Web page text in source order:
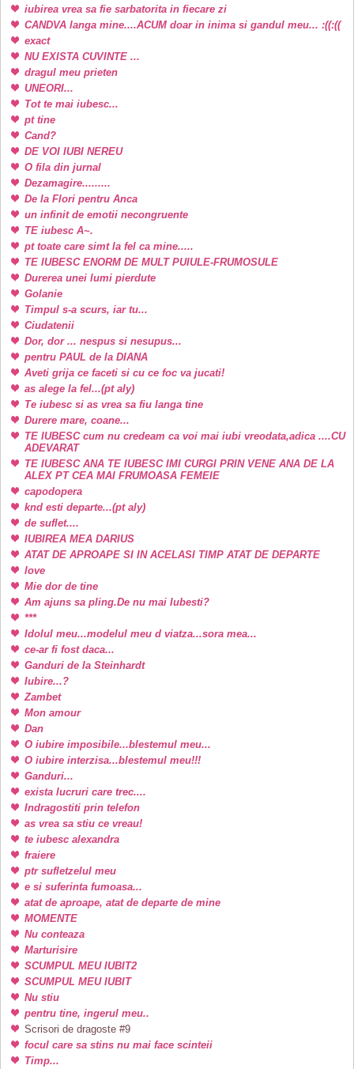
iubirea vrea sa fie sarbatorita in fiecare zi
CANDVA langa mine....ACUM doar in inima si gandul meu... :((:((
exact
NU EXISTA CUVINTE ...
dragul meu prieten
UNEORI...
Tot te mai iubesc...
pt tine
Cand?
DE VOI IUBI NEREU
O fila din jurnal
Dezamagire.........
De la Flori pentru Anca
un infinit de emotii necongruente
TE iubesc A~.
pt toate care simt la fel ca mine.....
TE IUBESC ENORM DE MULT PUIULE-FRUMOSULE
Durerea unei lumi pierdute
Golanie
Timpul s-a scurs, iar tu...
Ciudatenii
Dor, dor ... nespus si nesupus...
pentru PAUL de la DIANA
Aveti grija ce faceti si cu ce foc va jucati!
as alege la fel...(pt aly)
Te iubesc si as vrea sa fiu langa tine
Durere mare, coane...
TE IUBESC cum nu credeam ca voi mai iubi vreodata,adica ....CU
ADEVARAT
TE IUBESC ANA TE IUBESC IMI CURGI PRIN VENE ANA DE LA
ALEX PT CEA MAI FRUMOASA FEMEIE
capodopera
knd esti departe...(pt aly)
de suflet....
IUBIREA MEA DARIUS
ATAT DE APROAPE SI IN ACELASI TIMP ATAT DE DEPARTE
love
Mie dor de tine
Am ajuns sa pling.De nu mai Iubesti?
***
Idolul meu...modelul meu d viatza...sora mea...
ce-ar fi fost daca...
Ganduri de la Steinhardt
Iubire...?
Zambet
Mon amour
Dan
O iubire imposibile...blestemul meu...
O iubire interzisa...blestemul meu!!!
Ganduri...
exista lucruri care trec....
Indragostiti prin telefon
as vrea sa stiu ce vreau!
te iubesc alexandra
fraiere
ptr sufletzelul meu
e si suferinta fumoasa...
atat de aproape, atat de departe de mine
MOMENTE
Nu conteaza
Marturisire
SCUMPUL MEU IUBIT2
SCUMPUL MEU IUBIT
Nu stiu
pentru tine, ingerul meu..
Scrisori de dragoste #9
focul care sa stins nu mai face scinteii
Timp...